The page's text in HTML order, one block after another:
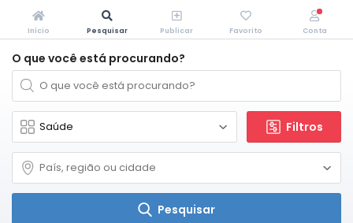
O que você está procurando?
Filtros
Pesquisar
Início Pesquisar Publicar Favorito Conta